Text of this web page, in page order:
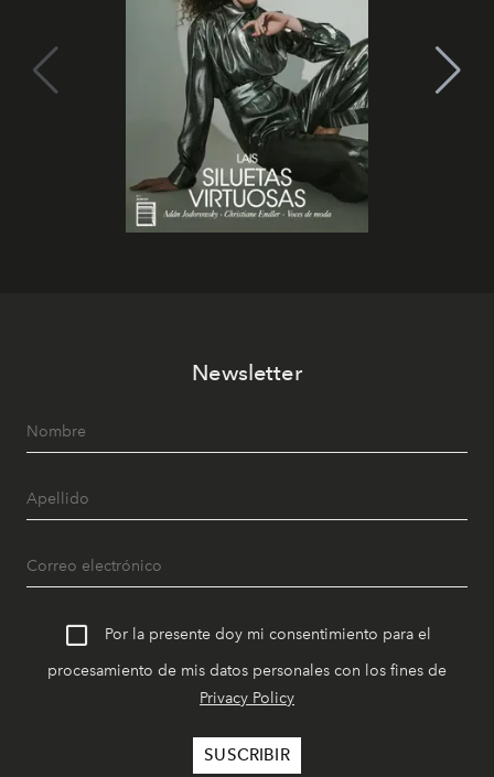
Newsletter
Por la presente doy mi consentimiento para el
procesamiento de mis datos personales con los fines de
Privacy Policy